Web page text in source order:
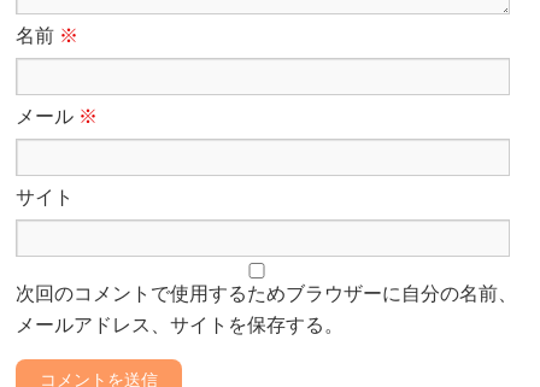
名前 ※
メール ※
サイト
次回のコメントで使用するためブラウザーに自分の名前、
メールアドレス、サイトを保存する。